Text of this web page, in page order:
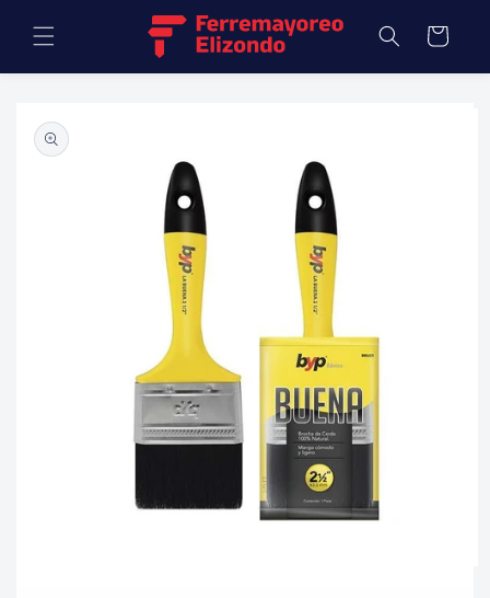
directamente
al contenido
Carrito
a la
información